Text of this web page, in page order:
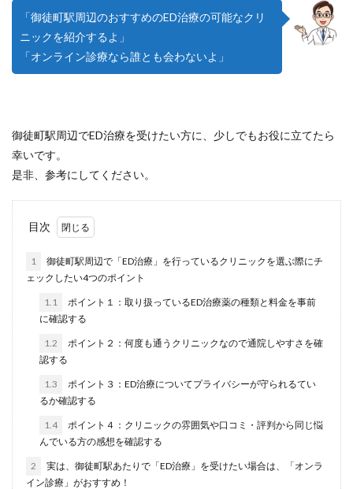
「御徒町駅周辺のおすすめのED治療の可能なクリ
ニックを紹介するよ」
「オンライン診療なら誰とも会わないよ」
御徒町駅周辺でED治療を受けたい方に、少しでもお役に立てたら
幸いです。
是非、参考にしてください。
目次
1
御徒町駅周辺で「ED治療」を行っているクリニックを選ぶ際にチ
ェックしたい4つのポイント
1.1
ポイント１：取り扱っているED治療薬の種類と料金を事前
に確認する
1.2
ポイント２：何度も通うクリニックなので通院しやすさを確
認する
1.3
ポイント３：ED治療についてプライバシーが守られるてい
るか確認する
1.4
ポイント４：クリニックの雰囲気や口コミ・評判から同じ悩
んでいる方の感想を確認する
2
実は、御徒町駅あたりで「ED治療」を受けたい場合は、「オンラ
イン診療」がおすすめ！